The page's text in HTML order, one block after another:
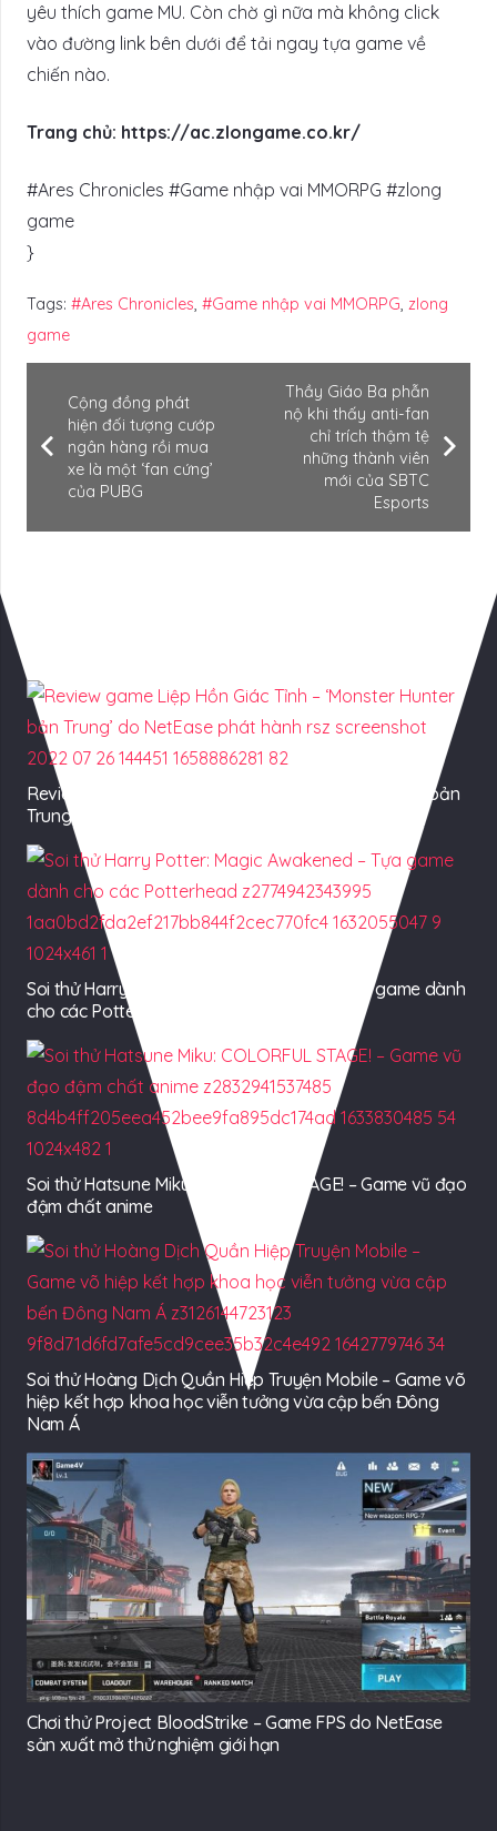
yêu thích game MU. Còn chờ gì nữa mà không click
vào đường link bên dưới để tải ngay tựa game về
chiến nào.
Trang chủ: https://ac.zlongame.co.kr/
#Ares Chronicles #Game nhập vai MMORPG #zlong
game
}
Tags: #Ares Chronicles, #Game nhập vai MMORPG, zlong
game
Cộng đồng phát
hiện đối tượng cướp
ngân hàng rồi mua
xe là một ‘fan cứng’
của PUBG
Thầy Giáo Ba phẫn
nộ khi thấy anti-fan
chỉ trích thậm tệ
những thành viên
mới của SBTC
Esports
Review game Liệp Hồn Giác Tỉnh – ‘Monster Hunter bản
Trung’ do NetEase phát hành
Soi thử Harry Potter: Magic Awakened – Tựa game dành
cho các Potterhead
Soi thử Hatsune Miku: COLORFUL STAGE! – Game vũ đạo
đậm chất anime
Soi thử Hoàng Dịch Quần Hiệp Truyện Mobile – Game võ
hiệp kết hợp khoa học viễn tưởng vừa cập bến Đông
Nam Á
Chơi thử Project BloodStrike – Game FPS do NetEase
sản xuất mở thử nghiệm giới hạn